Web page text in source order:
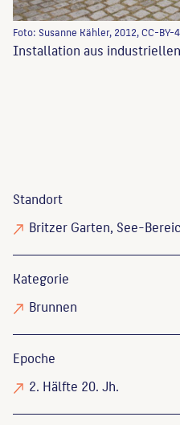
Foto: Susanne Kähler, 2012, CC-BY-
Installation aus
Standort
Britzer Garten, See-
Kategorie
Brunnen
Epoche
2. Hälfte 20. Jh.